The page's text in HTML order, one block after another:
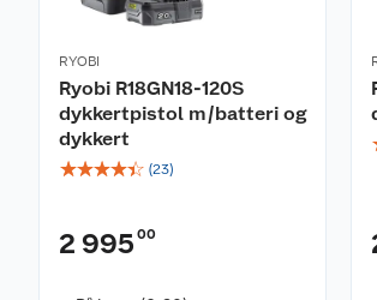
RYOBI
Ryobi R18GN18-120S
dykkertpistol m/batteri og
dykkert
☆☆☆☆☆ (23)
2 995 00